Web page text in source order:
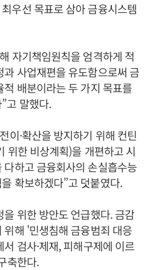
우선 목표로 삼아 금융시스템
자기책임원칙을 엄격하게 적
사업재편을 유도함으로써 금
배분이라는 두 가지 목표를
고 말했다.
이·확산을 방지하기 위해 컨틴
위한 비상계획)을 개편하고 시
하고 금융회사의 손실흡수능
확보하겠다”고 덧붙였다.
위한 방안도 언급했다. 금감
해 '민생침해 금융범죄 대응
검사·제재, 피해구제에 이르
축한다.